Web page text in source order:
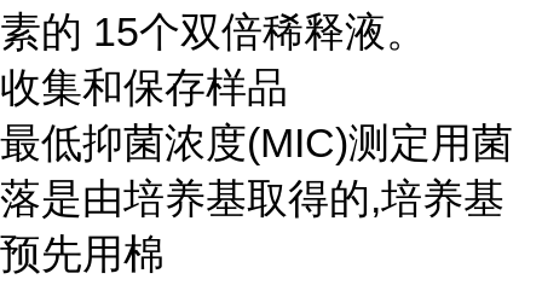
素的 15个双倍稀释液。
收集和保存样品
最低抑菌浓度(MIC)测定用菌
落是由培养基取得的,培养基
预先用棉